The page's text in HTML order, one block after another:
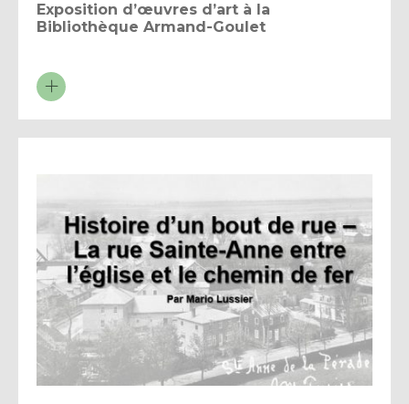
Exposition d’œuvres d’art à la
Bibliothèque Armand-Goulet